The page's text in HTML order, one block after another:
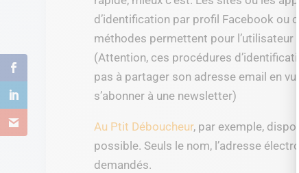
d’identification par profil Facebook ou
méthodes permettent pour l’utilisateur
(Attention, ces procédures
pas à partager son adresse email en
s’abonner à une newsletter)
Au Ptit Déboucheur, par exemple,
possible. Seuls le nom, l’adresse
demandés.